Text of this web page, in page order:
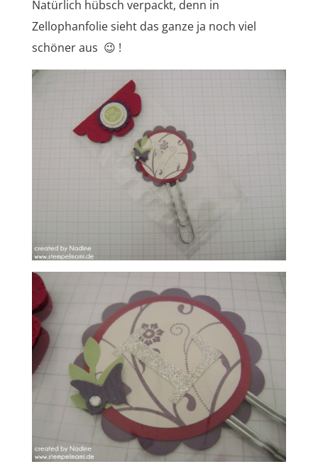
Natürlich hübsch verpackt, denn in
Zellophanfolie sieht das ganze ja noch viel
schöner aus 😉 !